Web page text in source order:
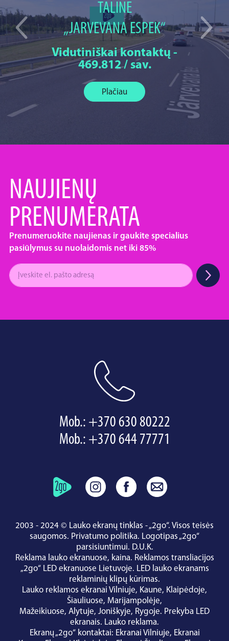
TALINE
„JARVEVANA ESPEK“
Vidutiniškai kontaktų -
469.812 / sav.
Plačiau
NAUJIENŲ
PRENUMERATA
Prenumeruokite naujienas ir gaukite specialius
pasiūlymus su nuolaidomis net iki 85%
Mob.: +370 630 80222
Mob.: +370 644 77771
2003 - 2024 © Lauko ekranų tinklas - „2go“. Visos teisės
saugomos. Privatumo politika. Logotipas „2go“
parsisiuntimui. D.U.K.
Reklama lauko ekranuose, kaina. Reklamos transliacijos
„2go“ LED ekranuose Lietuvoje. LED lauko ekranams
reklaminių klipų kūrimas.
Lauko reklamos ekranai Vilniuje, Kaune, Klaipėdoje,
Šiauliuose, Marijampolėje,
Mažeikiuose, Alytuje, Joniškyje, Rygoje. Prekyba LED
ekranais. Lauko reklama.
Ekranų „2go“ kontaktai: Ekranai Vilniuje, Ekranai